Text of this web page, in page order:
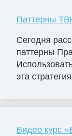
Паттерны
Сегодня
паттерны
эта
Видео курс